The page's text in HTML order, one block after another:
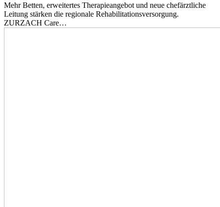
Mehr Betten, erweitertes Therapieangebot und neue chefärztliche
Leitung stärken die regionale Rehabilitationsversorgung.
ZURZACH Care…